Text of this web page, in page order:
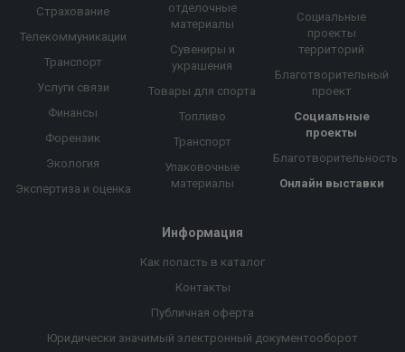
Страхование
Телекоммуникации
Транспорт
Услуги связи
Финансы
Форензик
Экология
Экспертиза и оценка
отделочные
материалы
Сувениры и
украшения
Товары для спорта
Топливо
Транспорт
Упаковочные
материалы
Социальные
проекты
территорий
Благотворительный
проект
Социальные
проекты
Благотворительность
Онлайн выставки
Информация
Как попасть в каталог
Контакты
Публичная оферта
Юридически значимый электронный документооборот